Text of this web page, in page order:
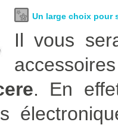
Un large choix pour
Il vous
. En